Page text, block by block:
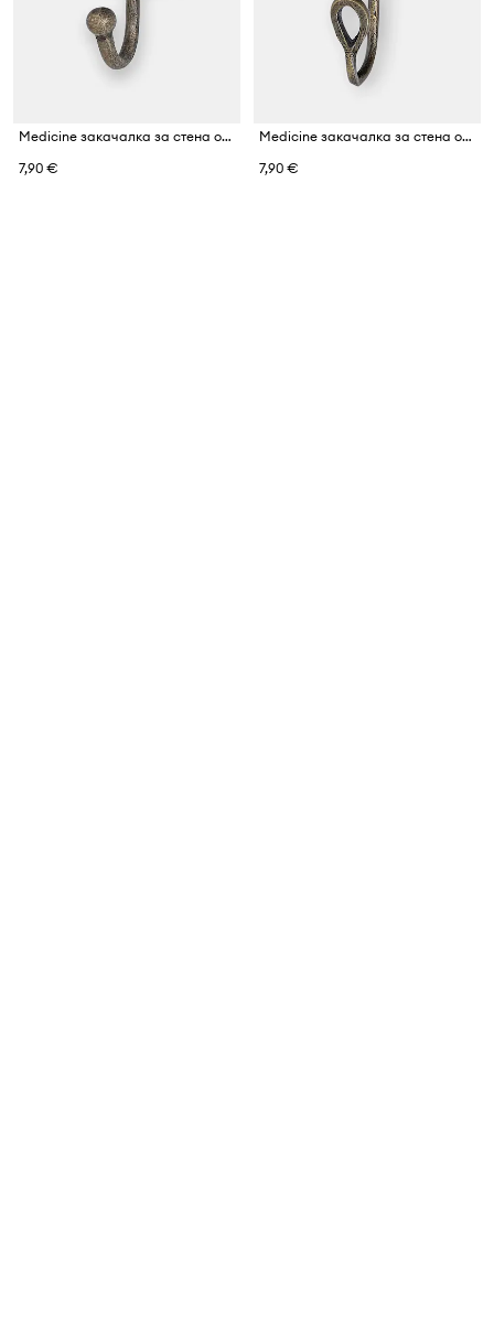
Medicine закачалка за стена от метал
7,90 €
Medicine закачалка за стена от метал
7,90 €